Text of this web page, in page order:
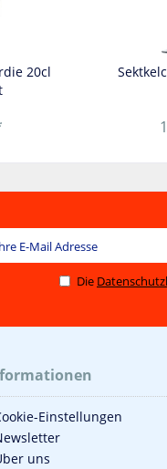
20cl
Die
Einstellungen
uns